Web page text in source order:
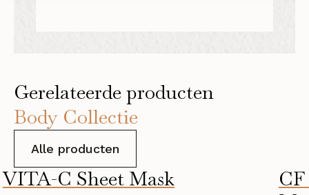
Gerelateerde producten
Body Collectie
Alle producten
VITA-C Sheet Mask